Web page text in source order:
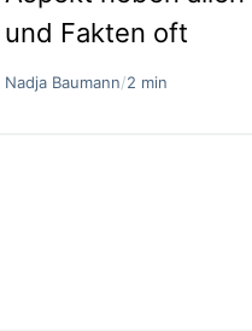
und Fakten oft
Nadja Baumann/2 min